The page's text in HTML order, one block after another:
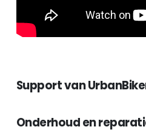
Support van
Onderhoud en